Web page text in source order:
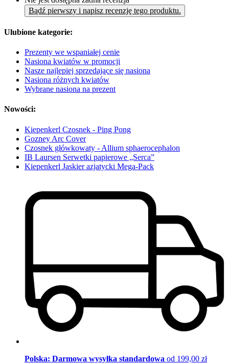
Bądź pierwszy i napisz recenzję tego produktu.
Ulubione kategorie:
Prezenty we wspaniałej cenie
Nasiona kwiatów w promocji
Nasze najlepiej sprzedające się nasiona
Nasiona różnych kwiatów
Wybrane nasiona na prezent
Nowości:
Kiepenkerl Czosnek - Ping Pong
Gozney Arc Cover
Czosnek główkowaty - Allium sphaerocephalon
IB Laursen Serwetki papierowe „Serca”
Kiepenkerl Jaskier azjatycki Mega-Pack
Polska: Darmowa wysyłka standardowa od 199,00 zł